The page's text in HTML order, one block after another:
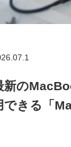
新の
できる「